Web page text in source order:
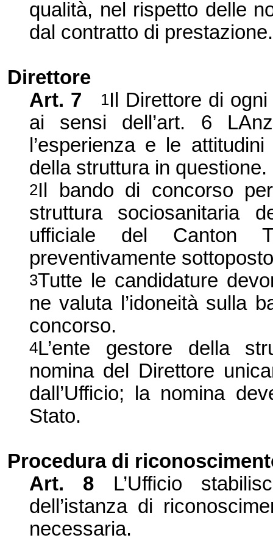
qualità, nel rispetto delle
dal contratto di prestazione.
Direttore
Art. 7
1Il Direttore di
ai sensi dell’art. 6
l’esperienza e le
della struttura in questione.
2Il bando di concorso
struttura sociosanitaria
ufficiale del Canton
preventivamente
3Tutte le candidature
ne valuta l’idoneità sulla
concorso.
4L’ente gestore della
nomina del Direttore
dall’Ufficio; la nomina
Stato.
Procedura di
Art. 8
L’Ufficio
dell’istanza di
necessaria.